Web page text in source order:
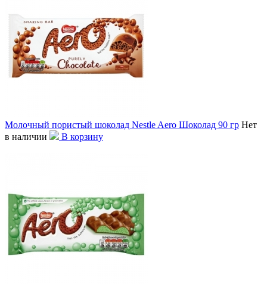
Молочный пористый шоколад Nestle Aero Шоколад 90 гр Нет
в наличии
В корзину